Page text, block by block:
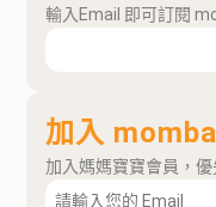
輸入Email 即可訂閱
加入
加入媽媽寶寶會員，